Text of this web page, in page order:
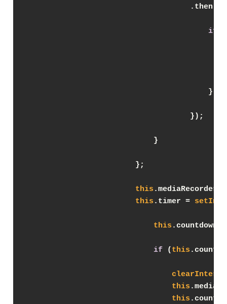
                                    .then(
if
                                        }
                                    });
                            }
                        };
this
this .timer =
this
if (this
this
this